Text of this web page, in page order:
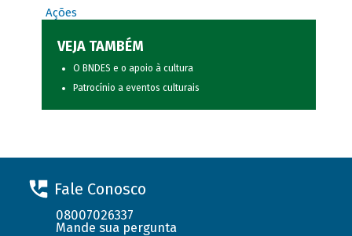
Ações
VEJA TAMBÉM
O BNDES e o apoio à cultura
Patrocínio a eventos culturais
Fale Conosco
08007026337
Mande sua pergunta